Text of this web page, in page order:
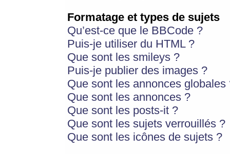
Formatage et types de sujets
Qu’est-ce que le BBCode ?
Puis-je utiliser du HTML ?
Que sont les smileys ?
Puis-je publier des images ?
Que sont les annonces globales
Que sont les annonces ?
Que sont les posts-it ?
Que sont les sujets verrouillés ?
Que sont les icônes de sujets ?